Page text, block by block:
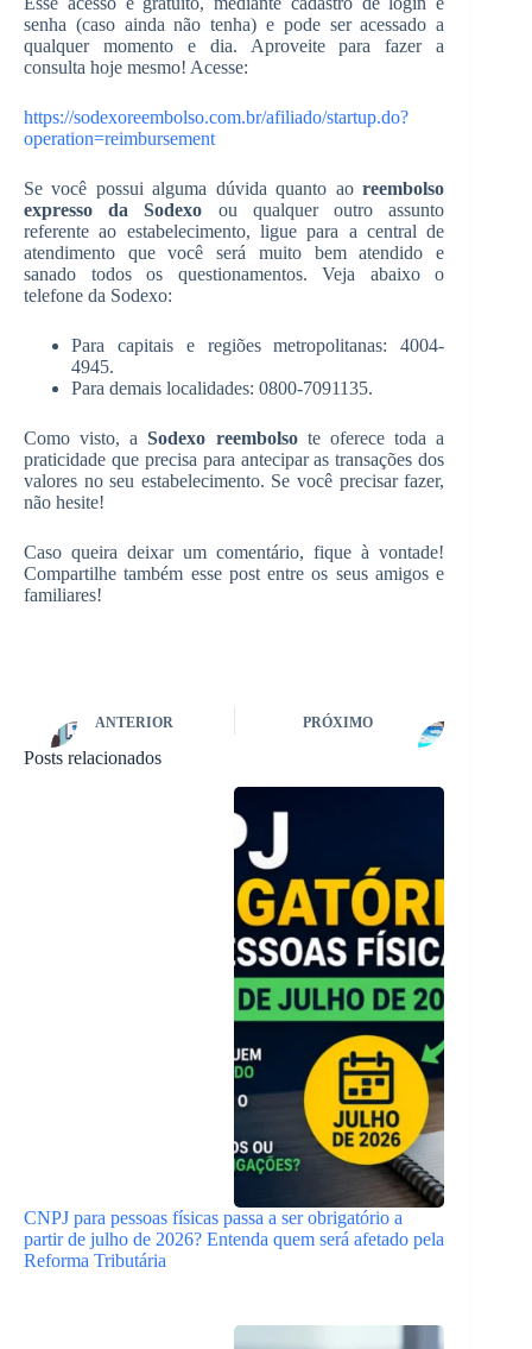
senha (caso ainda não tenha) e pode ser acessado a
qualquer momento e dia. Aproveite para fazer a
consulta hoje mesmo! Acesse:
https://sodexoreembolso.com.br/afiliado/startup.do?
operation=reimbursement
Se você possui alguma dúvida quanto aoreembolso
expresso da Sodexo ou qualquer outro assunto
referente ao estabelecimento, ligue para a central de
atendimento que você será muito bem atendido e
sanado todos os questionamentos. Veja abaixo o
telefone da Sodexo:
Para capitais e regiões metropolitanas: 4004-
4945.
Para demais localidades: 0800-7091135.
Como visto, aSodexo reembolsote oferece toda a
praticidade que precisa para antecipar as transações dos
valores no seu estabelecimento. Se você precisar fazer,
não hesite!
Caso queira deixar um comentário, fique à vontade!
Compartilhe também esse post entre os seus amigos e
familiares!
ANTERIOR PRÓXIMO
Posts relacionados
CNPJ para pessoas físicas passa a ser obrigatório a
partir de julho de 2026? Entenda quem será afetado pela
Reforma Tributária